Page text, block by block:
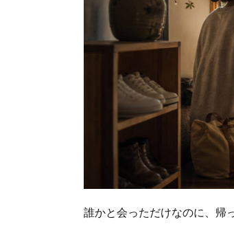
誰かと会っただけなのに、帰